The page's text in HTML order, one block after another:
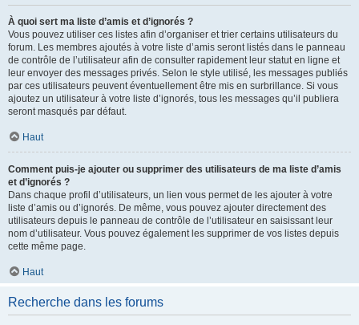
À quoi sert ma liste d’amis et d’ignorés ?
Vous pouvez utiliser ces listes afin d’organiser et trier certains utilisateurs du
forum. Les membres ajoutés à votre liste d’amis seront listés dans le panneau
de contrôle de l’utilisateur afin de consulter rapidement leur statut en ligne et
leur envoyer des messages privés. Selon le style utilisé, les messages publiés
par ces utilisateurs peuvent éventuellement être mis en surbrillance. Si vous
ajoutez un utilisateur à votre liste d’ignorés, tous les messages qu’il publiera
seront masqués par défaut.
Haut
Comment puis-je ajouter ou supprimer des utilisateurs de ma liste d’amis
et d’ignorés ?
Dans chaque profil d’utilisateurs, un lien vous permet de les ajouter à votre
liste d’amis ou d’ignorés. De même, vous pouvez ajouter directement des
utilisateurs depuis le panneau de contrôle de l’utilisateur en saisissant leur
nom d’utilisateur. Vous pouvez également les supprimer de vos listes depuis
cette même page.
Haut
Recherche dans les forums